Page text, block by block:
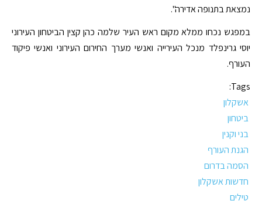
נמצאת בתנופה אדירה".
במפגש נכחו ממלא מקום ראש העיר שלמה כהן קצין הביטחון העירוני
יוסי גרינפלד מנכל העירייה ואנשי מערך החירום העירוני ואנשי פיקוד
העורף.
Tags:
אשקלון
ביטחון
בני וקנין
הגנת העורף
הסמה בדרום
חדשות אשקלון
טילים